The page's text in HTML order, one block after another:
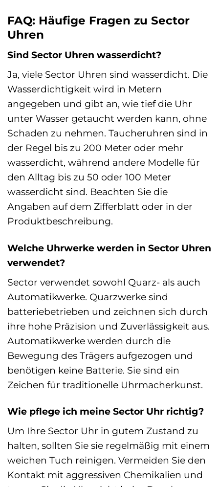
FAQ: Häufige Fragen zu Sector
Uhren
Sind Sector Uhren wasserdicht?
Ja, viele Sector Uhren sind wasserdicht. Die
Wasserdichtigkeit wird in Metern
angegeben und gibt an, wie tief die Uhr
unter Wasser getaucht werden kann, ohne
Schaden zu nehmen. Taucheruhren sind in
der Regel bis zu 200 Meter oder mehr
wasserdicht, während andere Modelle für
den Alltag bis zu 50 oder 100 Meter
wasserdicht sind. Beachten Sie die
Angaben auf dem Zifferblatt oder in der
Produktbeschreibung.
Welche Uhrwerke werden in Sector Uhren
verwendet?
Sector verwendet sowohl Quarz- als auch
Automatikwerke. Quarzwerke sind
batteriebetrieben und zeichnen sich durch
ihre hohe Präzision und Zuverlässigkeit aus.
Automatikwerke werden durch die
Bewegung des Trägers aufgezogen und
benötigen keine Batterie. Sie sind ein
Zeichen für traditionelle Uhrmacherkunst.
Wie pflege ich meine Sector Uhr richtig?
Um Ihre Sector Uhr in gutem Zustand zu
halten, sollten Sie sie regelmäßig mit einem
weichen Tuch reinigen. Vermeiden Sie den
Kontakt mit aggressiven Chemikalien und